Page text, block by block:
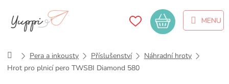
obsah
Nákupní
košík
DomůPera a inkousty Příslušenství
Náhradní hroty
Hrot pro plnicí pero TWSBI Diamond 580